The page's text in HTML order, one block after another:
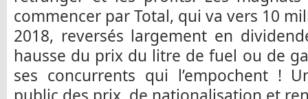
commencer par Total, qui va vers 10
2018, reversés largement en
hausse du prix du litre de fuel ou de
ses concurrents qui l’empochent !